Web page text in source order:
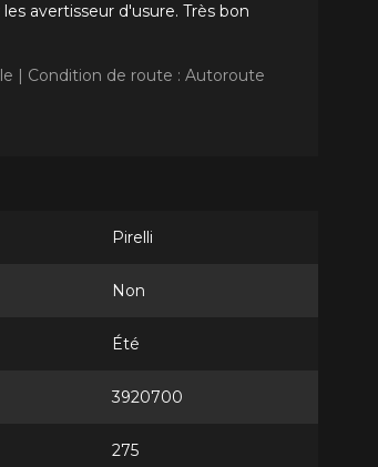
avertisseur d'usure. Très bon
| Condition de route : Autoroute
Pirelli
Non
Été
3920700
275